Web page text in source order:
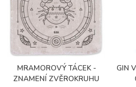
MRAMOROVÝ TÁCEK -
ZNAMENÍ ZVĚROKRUHU
GIN